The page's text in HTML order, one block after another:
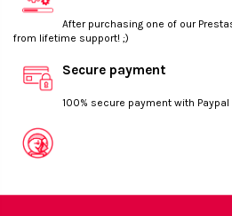
After purchasing one of our
from lifetime support! ;)
Secure payment
100% secure payment with Paypal